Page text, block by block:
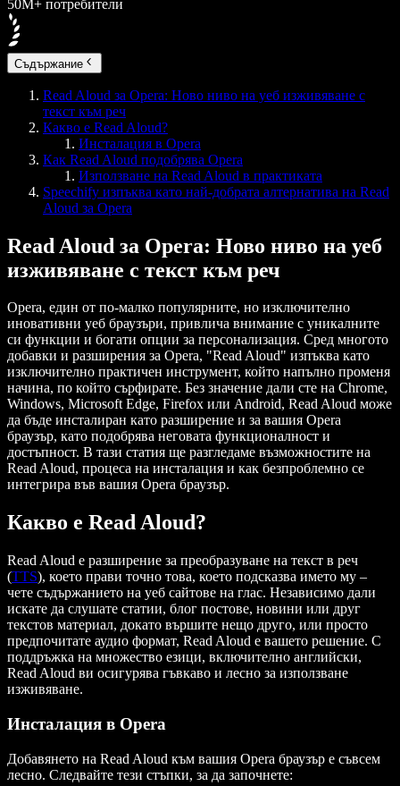
50M+ потребители
Съдържание
Read Aloud за Opera: Ново ниво на уеб изживяване с
текст към реч
Какво е Read Aloud?
Инсталация в Opera
Как Read Aloud подобрява Opera
Използване на Read Aloud в практиката
Speechify изпъква като най-добрата алтернатива на Read
Aloud за Opera
Read Aloud за Opera: Ново ниво на уеб
изживяване с текст към реч
Opera, един от по-малко популярните, но изключително
иновативни уеб браузъри, привлича внимание с уникалните
си функции и богати опции за персонализация. Сред многото
добавки и разширения за Opera, "Read Aloud" изпъква като
изключително практичен инструмент, който напълно променя
начина, по който сърфирате. Без значение дали сте на Chrome,
Windows, Microsoft Edge, Firefox или Android, Read Aloud може
да бъде инсталиран като разширение и за вашия Opera
браузър, като подобрява неговата функционалност и
достъпност. В тази статия ще разгледаме възможностите на
Read Aloud, процеса на инсталация и как безпроблемно се
интегрира във вашия Opera браузър.
Какво е Read Aloud?
Read Aloud е разширение за преобразуване на текст в реч
(TTS), което прави точно това, което подсказва името му –
чете съдържанието на уеб сайтове на глас. Независимо дали
искате да слушате статии, блог постове, новини или друг
текстов материал, докато вършите нещо друго, или просто
предпочитате аудио формат, Read Aloud е вашето решение. С
поддръжка на множество езици, включително английски,
Read Aloud ви осигурява гъвкаво и лесно за използване
изживяване.
Инсталация в Opera
Добавянето на Read Aloud към вашия Opera браузър е съвсем
лесно. Следвайте тези стъпки, за да започнете: